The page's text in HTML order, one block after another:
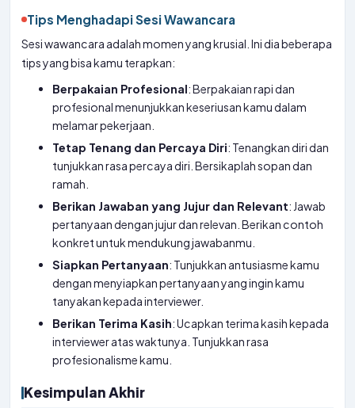
Tips Menghadapi Sesi Wawancara
Sesi wawancara adalah momen yang krusial. Ini dia beberapa
tips yang bisa kamu terapkan:
Berpakaian Profesional: Berpakaian rapi dan
profesional menunjukkan keseriusan kamu dalam
melamar pekerjaan.
Tetap Tenang dan Percaya Diri: Tenangkan diri dan
tunjukkan rasa percaya diri. Bersikaplah sopan dan
ramah.
Berikan Jawaban yang Jujur dan Relevant: Jawab
pertanyaan dengan jujur dan relevan. Berikan contoh
konkret untuk mendukung jawabanmu.
Siapkan Pertanyaan: Tunjukkan antusiasme kamu
dengan menyiapkan pertanyaan yang ingin kamu
tanyakan kepada interviewer.
Berikan Terima Kasih: Ucapkan terima kasih kepada
interviewer atas waktunya. Tunjukkan rasa
profesionalisme kamu.
Kesimpulan Akhir